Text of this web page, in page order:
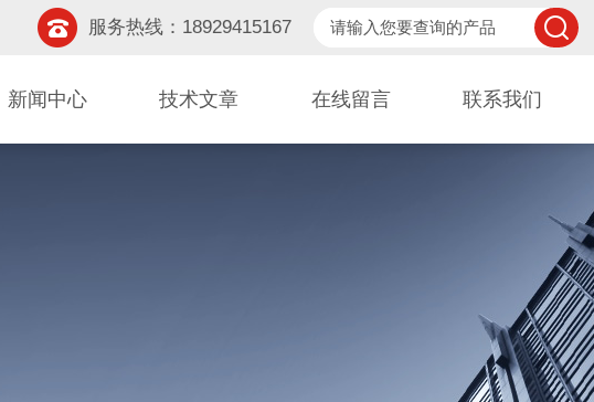
服务热线：18929415167
新闻中心 技术文章 在线留言 联系我们